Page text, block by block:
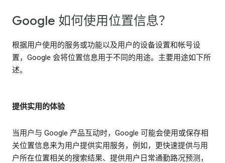
Google 如何使用位置信息？
根据用户使用的服务或功能以及用户的设备设置和帐号设
置，Google 会将位置信息用于不同的用途。主要用途如下所
述。
提供实用的体验
当用户与 Google 产品互动时，Google 可能会使用或保存相
关位置信息来为用户提供实用服务，例如，更快速提供与用
户所在位置相关的搜索结果、提供用户日常通勤路况预测，